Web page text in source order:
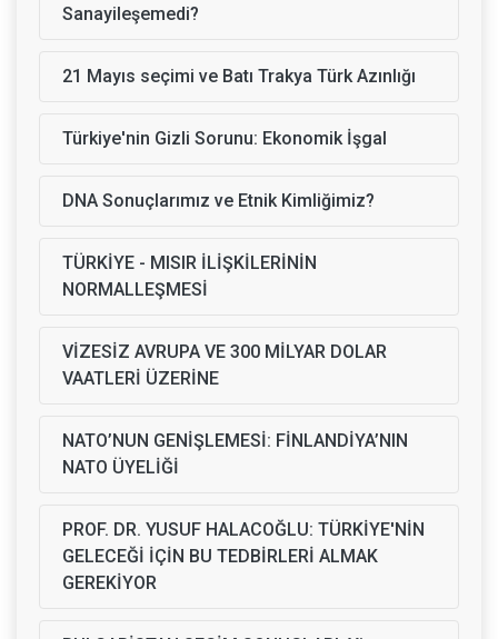
Sanayileşemedi?
21 Mayıs seçimi ve Batı Trakya Türk Azınlığı
Türkiye'nin Gizli Sorunu: Ekonomik İşgal
DNA Sonuçlarımız ve Etnik Kimliğimiz?
TÜRKİYE - MISIR İLİŞKİLERİNİN
NORMALLEŞMESİ
VİZESİZ AVRUPA VE 300 MİLYAR DOLAR
VAATLERİ ÜZERİNE
NATO’NUN GENİŞLEMESİ: FİNLANDİYA’NIN
NATO ÜYELİĞİ
PROF. DR. YUSUF HALACOĞLU: TÜRKİYE'NİN
GELECEĞİ İÇİN BU TEDBİRLERİ ALMAK
GEREKİYOR